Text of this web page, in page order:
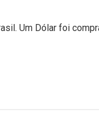
Um Dólar foi